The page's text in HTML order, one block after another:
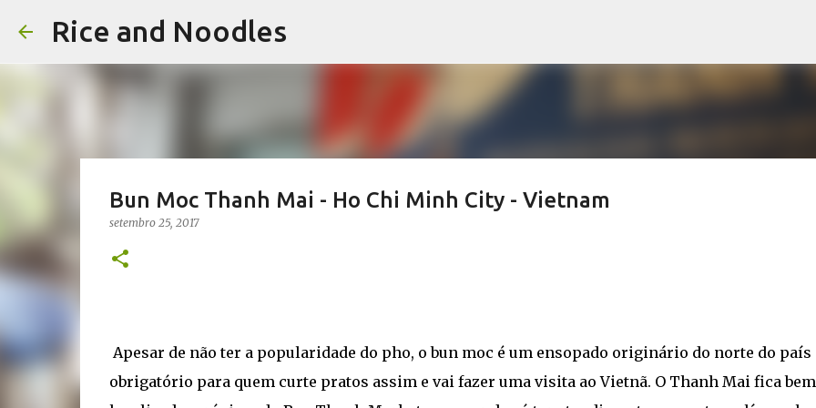
Rice and Noodles
Bun Moc Thanh Mai - Ho Chi Minh City - Vietnam
setembro 25, 2017
Apesar de não ter a popularidade do pho, o bun moc é um ensopado originário do norte do país
obrigatório para quem curte pratos assim e vai fazer uma visita ao Vietnã. O Thanh Mai fica bem